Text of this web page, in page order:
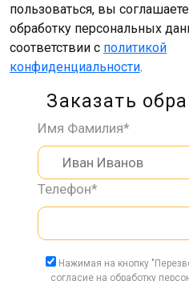
пользоваться, вы
обработку персональных
соответствии с политикой
конфиденциальности.
Заказать
Имя Фамилия*
Телефон*
Нажимая на кнопку
согласие на обработку